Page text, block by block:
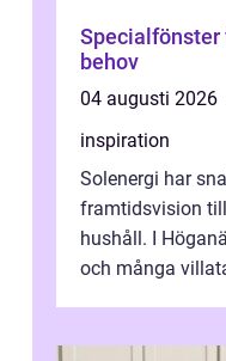
Specialfönster
behov
04 augusti 2026
inspiration
Solenergi har
framtidsvision
hushåll. I
och många